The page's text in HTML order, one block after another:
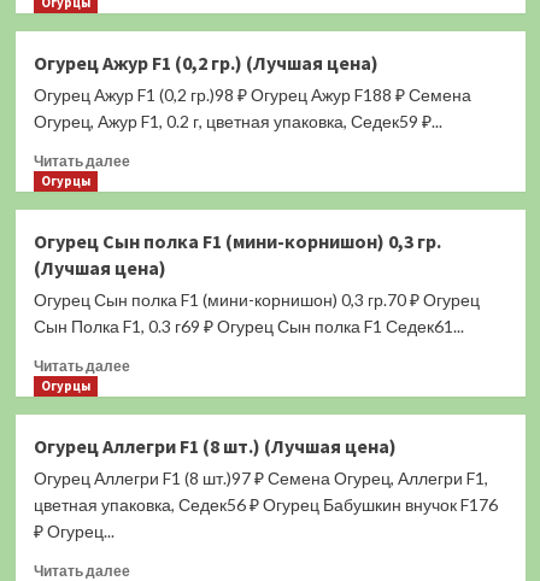
Блондин
F1
(0,2
(Лучшая
Огурец Ажур F1 (0,2 гр.) (Лучшая цена)
Огурец Ажур F1 (0,2 гр.)98 ₽ Огурец Ажур F188 ₽ Семена
Огурец, Ажур F1, 0.2 г, цветная упаковка, Седек59 ₽...
Читать далееПрочитать
Ажур
F1
(0,2
гр.)
(Лучшая
цена)
Огурцы
Огурец Сын полка F1 (мини-корнишон) 0,3 гр.
(Лучшая цена)
Огурец Сын полка F1 (мини-корнишон) 0,3 гр.70 ₽ Огурец
Сын Полка F1, 0.3 г69 ₽ Огурец Сын полка F1 Седек61...
Читать далееПрочитать
Сын
полка
F1
0,3
Огурцы
Огурец Аллегри F1 (8 шт.) (Лучшая цена)
Огурец Аллегри F1 (8 шт.)97 ₽ Семена Огурец, Аллегри F1,
цветная упаковка, Седек56 ₽ Огурец Бабушкин внучок F176
₽ Огурец...
Читать далееПрочитать